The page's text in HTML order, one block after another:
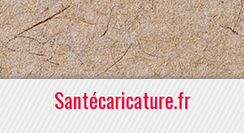
Santécaricature.fr